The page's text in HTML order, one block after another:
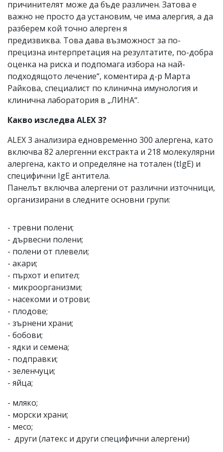
причинителят може да бъде различен. Затова е
важно не просто да установим, че има алергия, а да
разберем кой точно алерген я
предизвиква. Това дава възможност за по-
прецизна интерпретация на резултатите, по-добра
оценка на риска и подпомага избора на най-
подходящото лечение“, коментира д-р Марта
Райкова, специалист по клинична имунология и
клинична лаборатория в „ЛИНА“.
Какво изследва ALEX 3?
ALEX 3 анализира едновременно 300 алергена, като
включва 82 алергенни екстракта и 218 молекулярни
алергена, както и определяне на тотален (tIgE) и
специфични IgE антитела.
Панелът включва алергени от различни източници,
организирани в следните основни групи:
- тревни полени;
- дървесни полени;
- полени от плевели;
- акари;
- пърхот и епител;
- микроорганизми;
- насекоми и отрови;
- плодове;
- зърнени храни;
- бобови;
- ядки и семена;
- подправки;
- зеленчуци;
- яйца;
- мляко;
- морски храни;
- месо;
- други (латекс и други специфични алергени)